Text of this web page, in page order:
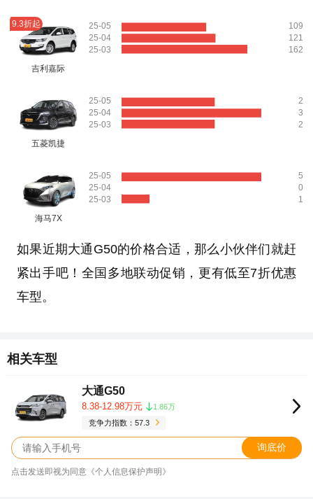
9.3折起
吉利嘉际
25-05
25-04
25-03
109
121
162
五菱凯捷
25-05
25-04
25-03
2
3
2
海马7X
25-05
25-04
25-03
5
0
1
如果近期大通G50的价格合适，那么小伙伴们就赶
紧出手吧！全国多地联动促销，更有低至7折优惠
车型。
相关车型
大通G50
8.38-12.98万元
1.86万
竞争力指数：57.3
询底价
点击发送即视为同意《个人信息保护声明》